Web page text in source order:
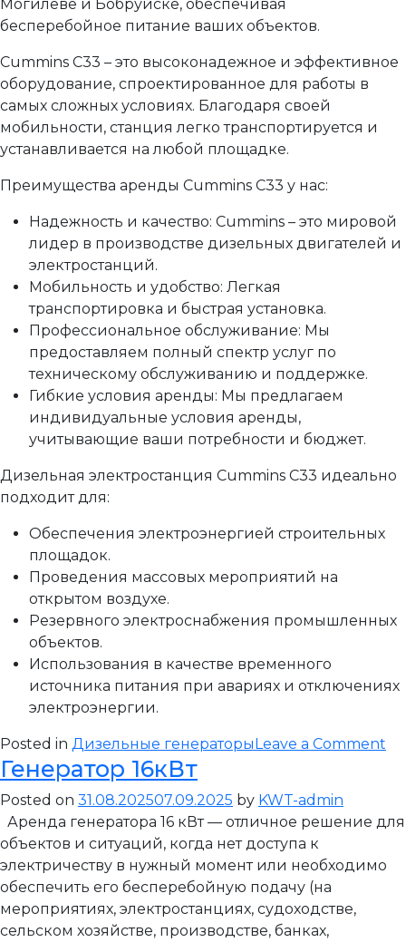
Могилеве и Бобруйске, обеспечивая
бесперебойное питание ваших объектов.
Cummins C33 – это высоконадежное и эффективное
оборудование, спроектированное для работы в
самых сложных условиях. Благодаря своей
мобильности, станция легко транспортируется и
устанавливается на любой площадке.
Преимущества аренды Cummins C33 у нас:
Надежность и качество: Cummins – это мировой
лидер в производстве дизельных двигателей и
электростанций.
Мобильность и удобство: Легкая
транспортировка и быстрая установка.
Профессиональное обслуживание: Мы
предоставляем полный спектр услуг по
техническому обслуживанию и поддержке.
Гибкие условия аренды: Мы предлагаем
индивидуальные условия аренды,
учитывающие ваши потребности и бюджет.
Дизельная электростанция Cummins C33 идеально
подходит для:
Обеспечения электроэнергией строительных
площадок.
Проведения массовых мероприятий на
открытом воздухе.
Резервного электроснабжения промышленных
объектов.
Использования в качестве временного
источника питания при авариях и отключениях
электроэнергии.
Posted in Дизельные генераторыLeave a Comment
Генератор 16кВт
Posted on 31.08.202507.09.2025 by KWT-admin
Аренда генератора 16 кВт — отличное решение для
объектов и ситуаций, когда нет доступа к
электричеству в нужный момент или необходимо
обеспечить его бесперебойную подачу (на
мероприятиях, электростанциях, судоходстве,
сельском хозяйстве, производстве, банках,